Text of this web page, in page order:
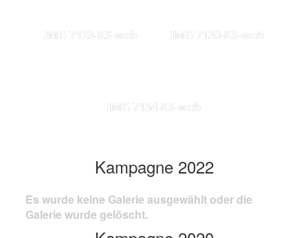
IMG 7123-KS-web IMG 7130-KS-web
IMG 7134-KS-web
Kampagne 2022
Es wurde keine Galerie ausgewählt oder die
Galerie wurde gelöscht.